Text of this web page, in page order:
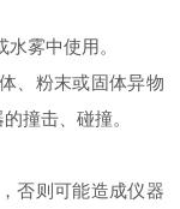
雾中使用。
、粉末或固体异物
撞击、碰撞。
否则可能造成仪器